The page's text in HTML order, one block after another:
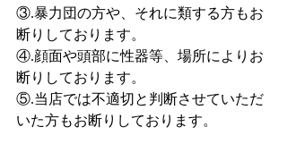
③.暴力団の方や、それに類する方もお
断りしております。
④.顔面や頭部に性器等、場所によりお
断りしております。
⑤.当店では不適切と判断させていただ
いた方もお断りしております。